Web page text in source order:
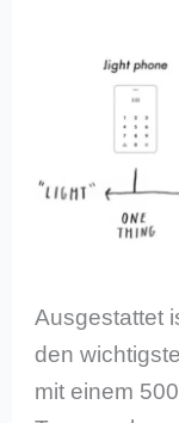
Ausgestattet
den
mit einem